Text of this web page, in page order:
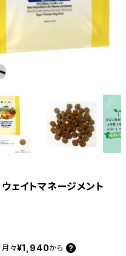
ェイトマネージメント
月々¥1,940から